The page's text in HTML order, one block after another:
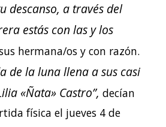
descanso, a través del
estás con las y los
hermana/os y con razón.
de la luna llena a sus casi
«Ñata» Castro”, decían
física el jueves 4 de